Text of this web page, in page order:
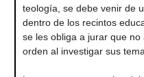
teología, se debe venir de
dentro de los recintos
se les obliga a jurar que
orden al investigar sus